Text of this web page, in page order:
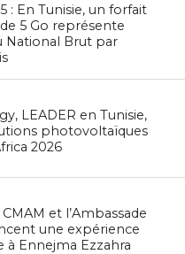
: En Tunisie, un forfait
5 Go représente
National Brut par
LEADER en Tunisie,
photovoltaïques
2026
et l’Ambassade
une expérience
à Ennejma Ezzahra